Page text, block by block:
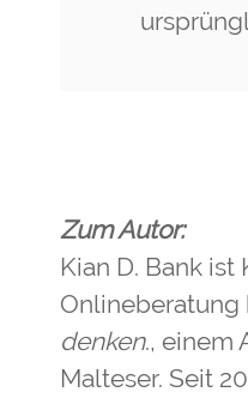
Zum Autor:
Kian D. Bank
Onlineberatung
denken., einem
Malteser. Seit